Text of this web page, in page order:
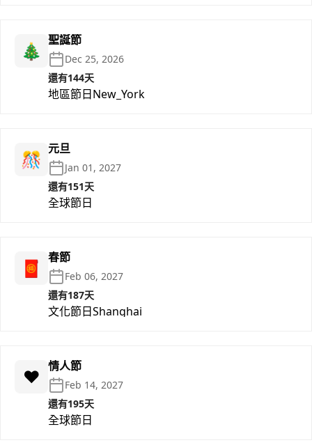
🎄 聖誕節
Dec 25, 2026
還有144天
地區節日New_York
🎊 元旦
Jan 01, 2027
還有151天
全球節日
🧧 春節
Feb 06, 2027
還有187天
文化節日Shanghai
❤️ 情人節
Feb 14, 2027
還有195天
全球節日